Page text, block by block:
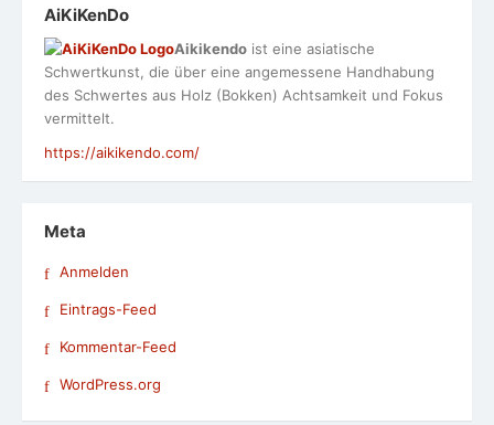
AiKiKenDo
Aikikendo ist eine asiatische
Schwertkunst, die über eine angemessene Handhabung
des Schwertes aus Holz (Bokken) Achtsamkeit und Fokus
vermittelt.
https://aikikendo.com/
Meta
Anmelden
Eintrags-Feed
Kommentar-Feed
WordPress.org